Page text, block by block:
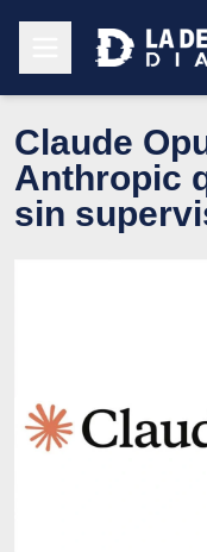
Claude
Anthropic
sin